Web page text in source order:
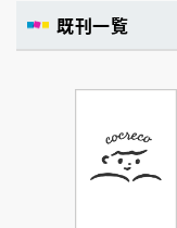
既刊一覧